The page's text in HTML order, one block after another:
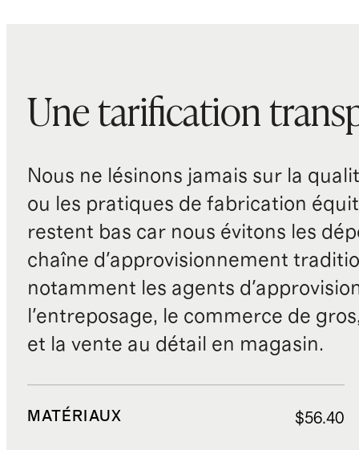
Une tarification
Nous ne lésinons jamais sur la
ou les pratiques de fabrication
restent bas car nous évitons les
chaîne d'approvisionnement
notamment les agents
l'entreposage, le commerce de
et la vente au détail en magasin.
MATÉRIAUX $56.40